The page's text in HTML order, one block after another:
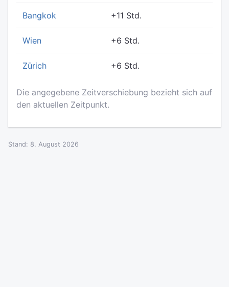
Bangkok +11 Std.
Wien +6 Std.
Zürich +6 Std.
Die angegebene Zeitverschiebung bezieht sich auf
den aktuellen Zeitpunkt.
Stand: 8. August 2026